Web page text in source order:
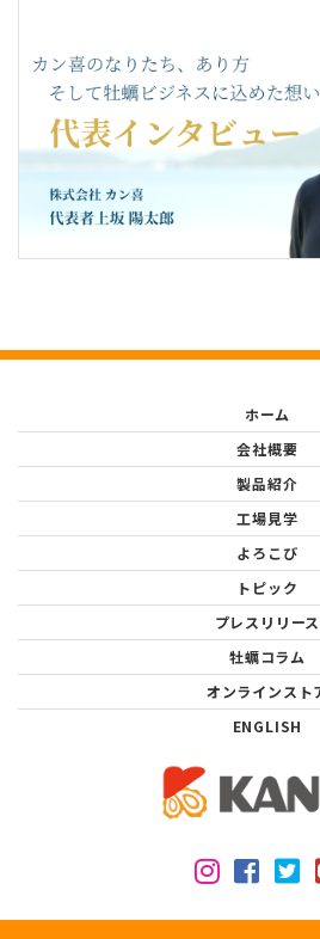
ホーム
会社概要
製品紹介
工場見学
よろこび
トピック
プレスリリース
牡蠣コラム
オンラインスト
ENGLISH